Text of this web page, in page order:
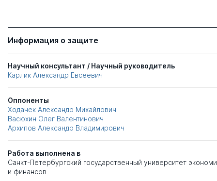
Информация о защите
Научный консультант / Научный руководитель
Карлик Александр Евсеевич
Оппоненты
Ходачек Александр Михайлович
Васюхин Олег Валентинович
Архипов Александр Владимирович
Работа выполнена в
Санкт-Петербургский государственный университет
и финансов